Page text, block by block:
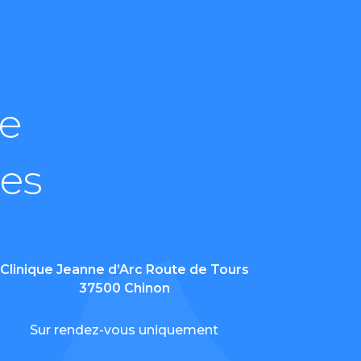
Clinique Jeanne d’Arc Route de Tours
37500 Chinon
Sur rendez-vous uniquement